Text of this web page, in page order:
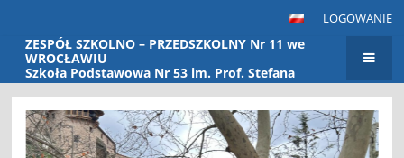
LOGOWANIE
ZESPÓŁ SZKOLNO – PRZEDSZKOLNY Nr 11 we
WROCŁAWIU
Szkoła Podstawowa Nr 53 im. Prof. Stefana
Banacha Przedszkole Nr 115
Strona
główna